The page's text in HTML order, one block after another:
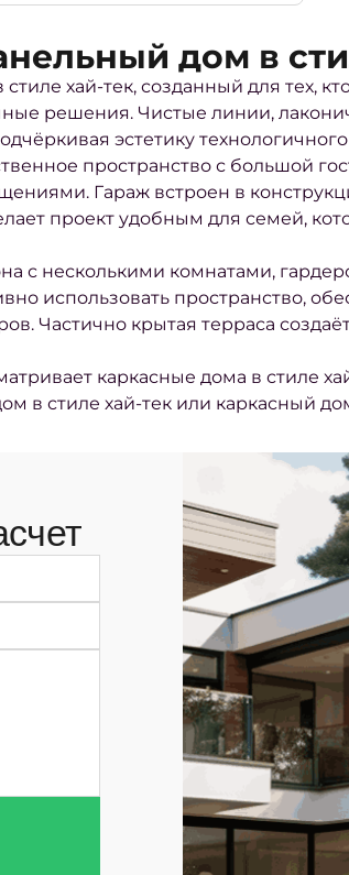
дом в
хай-тек, созданный для тех,
решения. Чистые линии,
эстетику
пространство с большой
Гараж встроен в
проект удобным для семей,
с несколькими комнатами,
использовать пространство,
Частично крытая терраса
каркасные дома в стиле
в стиле хай-тек или каркасный